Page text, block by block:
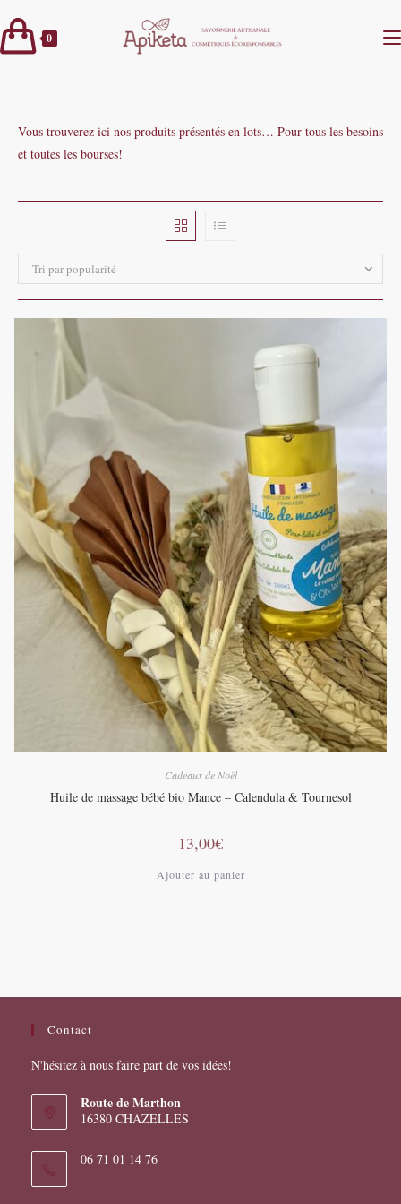
to
content
0
Vous trouverez ici nos produits présentés en lots… Pour tous les besoins
et toutes les bourses!
Tri par popularité
Cadeaux de Noël
Huile de massage bébé bio Mance – Calendula & Tournesol
13,00€
Ajouter au panier
Contact
N'hésitez à nous faire part de vos idées!
Route de Marthon
16380 CHAZELLES
06 71 01 14 76